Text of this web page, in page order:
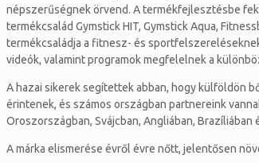
népszerűségnek örvend. A termékfejlesztésbe
termékcsalád Gymstick HIT, Gymstick Aqua,
termékcsaládja a fitnesz- és
videók, valamint programok megfelelnek a
A hazai sikerek segítettek abban, hogy külföldön
érintenek, és számos országban partnereink
Oroszországban, Svájcban, Angliában,
A márka elismerése évről évre nőtt, jelentősen